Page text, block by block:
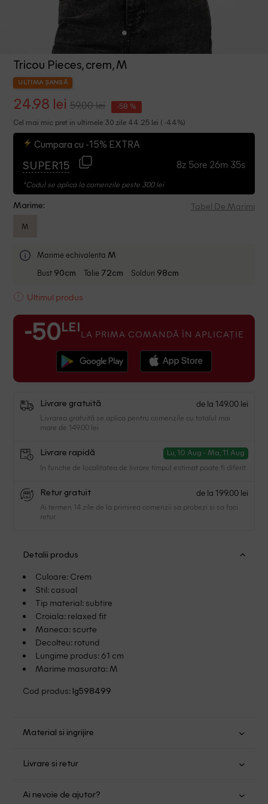
Tricou Pieces, crem, M
ULTIMA ȘANSĂ
24.98 lei 59.00 lei -58 %
Cel mai mic pret in ultimele 30 zile 44.25 lei ( -44%)
Cumpara cu -15% EXTRA
SUPER15 8z 5ore 26m 34s
*Codul se aplica la comenzile peste 300 lei
Marime: Tabel De Marimi
M
Marime echivalenta M
Bust 90cm Talie 72cm Solduri 98cm
Ultimul produs
-50 LEI LA PRIMA COMANDĂ ÎN APLICAȚIE
Livrare gratuită de la 149.00 lei
Livrarea gratuită se aplica pentru comenzile cu totalul mai
mare de 149.00 lei
Livrare rapidă Lu, 10 Aug - Ma, 11 Aug
In functie de localitatea de livrare timpul estimat poate fi diferit.
Retur gratuit de la 199.00 lei
Ai termen 14 zile de la primirea comenzii sa probezi si sa faci
retur.
Detalii produs
Culoare: Crem
Stil: casual
Tip material: subtire
Croiala: relaxed fit
Maneca: scurte
Decolteu: rotund
Lungime produs: 61 cm
Marime masurata: M
Cod produs: lg598499
Material si ingrijire
Nu folositi inalbitor
Livrare si retur
mare de 149.00 lei.
Ai nevoie de ajutor?